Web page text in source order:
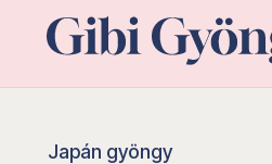
Japán gyöngy